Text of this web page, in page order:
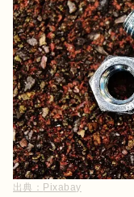
出典： Pixabay